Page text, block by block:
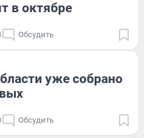
в октябре
Обсудить
уже собрано
Обсудить